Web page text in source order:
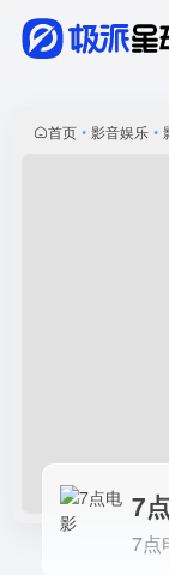
首页 • 影音娱乐 •
7
7点